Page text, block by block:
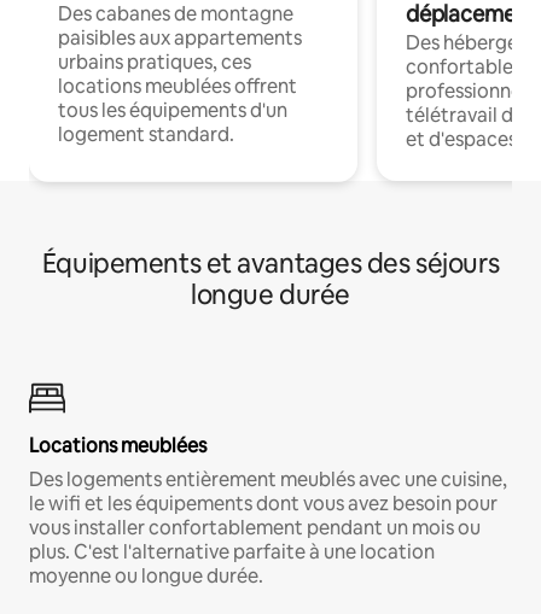
Des cabanes de montagne
paisibles aux appartements
urbains pratiques, ces
locations meublées offrent
tous les équipements d'un
logement standard.
déplacement
Des
confortables
professionnels
télétravail
et d'espaces
Équipements et avantages des séjours
longue durée
Locations meublées
Des logements entièrement meublés avec une cuisine,
le wifi et les équipements dont vous avez besoin pour
vous installer confortablement pendant un mois ou
plus. C'est l'alternative parfaite à une location
moyenne ou longue durée.